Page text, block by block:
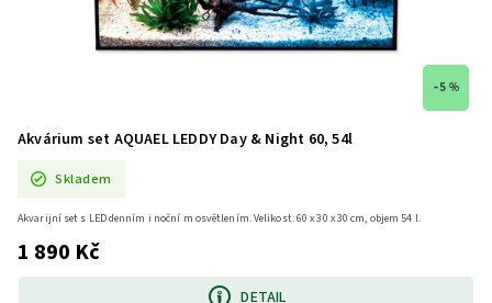
–5 %
Akvárium set AQUAEL LEDDY Day & Night 60, 54l
Skladem
1 890 Kč
DETAIL
Akvarijní set s LED denním i noční m osvětlením. Velikost: 60 x 30 x 30 cm, objem 54 l.